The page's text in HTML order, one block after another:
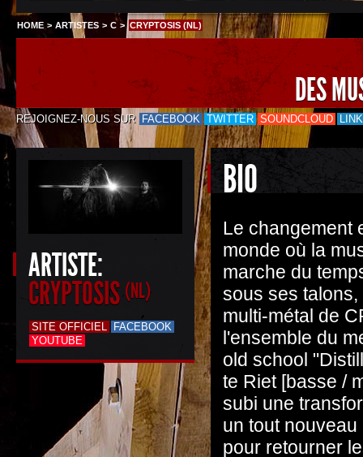
HOME > ARTISTES > C > CRYPTOSIS (NL)
DES
REJOIGNEZ-NOUS SUR FACEBOOK TWITTER SOUNDCLOUD
ARTISTE:
CRYPTOSIS (NL)
SITE OFFICIEL
FACEBOOK
YOUTUBE
BIO
Le changement
monde où la
marche du
sous ses
multi-métal de
l'ensemble du
old school
te Riet [basse /
subi une
un tout
pour retourner